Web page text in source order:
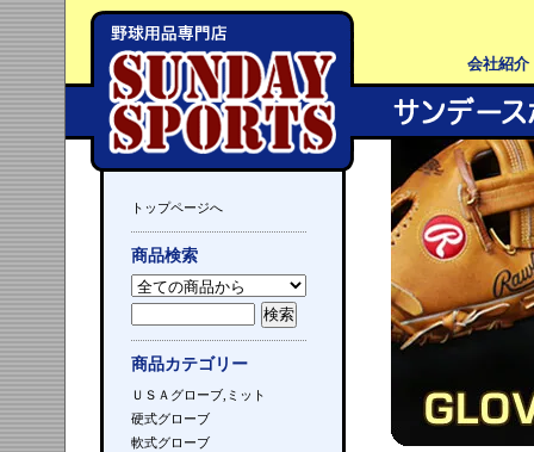
会社紹介
トップページへ
商品検索
商品カテゴリー
ＵＳＡグローブ,ミット
硬式グローブ
軟式グローブ